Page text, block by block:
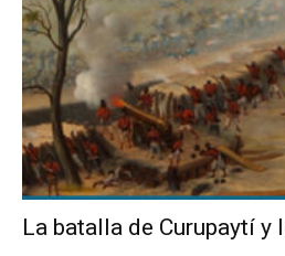
La batalla de Curupaytí y